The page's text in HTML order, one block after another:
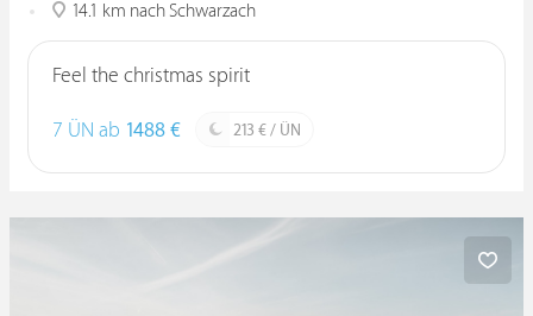
14.1 km nach Schwarzach
Feel the christmas spirit
7 ÜN ab 1488 € 213 € / ÜN